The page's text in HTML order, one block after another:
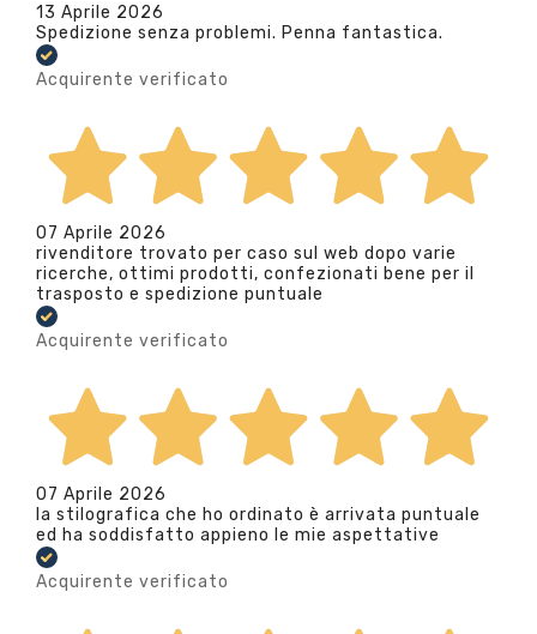
13 Aprile 2026
Spedizione senza problemi. Penna fantastica.
Acquirente verificato
07 Aprile 2026
rivenditore trovato per caso sul web dopo varie
ricerche, ottimi prodotti, confezionati bene per il
trasposto e spedizione puntuale
Acquirente verificato
07 Aprile 2026
la stilografica che ho ordinato è arrivata puntuale
ed ha soddisfatto appieno le mie aspettative
Acquirente verificato